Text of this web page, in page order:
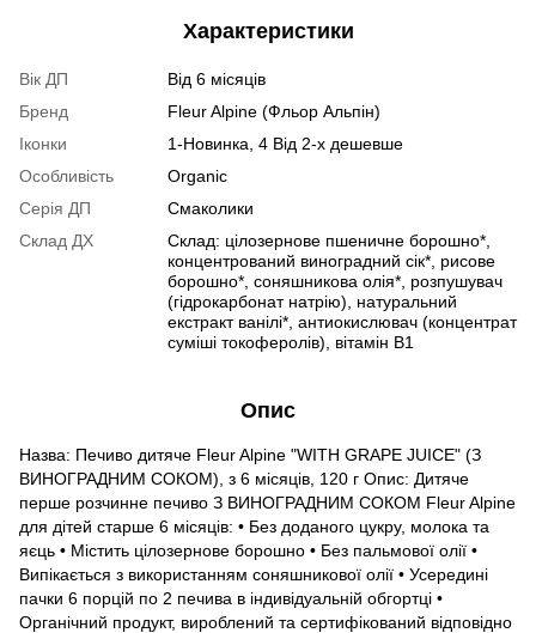
Характеристики
Вік ДП
Від 6 місяців
Бренд
Fleur Alpine (Фльор Альпін)
Іконки
1-Новинка, 4 Від 2-х дешевше
Особливість
Organic
Серія ДП
Cмаколики
Склад ДХ
Склад: цілозернове пшеничне борошно*,
концентрований виноградний сік*, рисове
борошно*, соняшникова олія*, розпушувач
(гідрокарбонат натрію), натуральний
екстракт ванілі*, антиокислювач (концентрат
суміші токоферолів), вітамін В1
Опис
Назва: Печиво дитяче Fleur Alpine "WITH GRAPE JUICE" (З
ВИНОГРАДНИМ СОКОМ), з 6 місяців, 120 г Опис: Дитяче
перше розчинне печиво З ВИНОГРАДНИМ СОКОМ Fleur Alpine
для дітей старше 6 місяців: • Без доданого цукру, молока та
яєць • Містить цілозернове борошно • Без пальмової олії •
Випікається з використанням соняшникової олії • Усередині
пачки 6 порцій по 2 печива в індивідуальній обгортці •
Органічний продукт, вироблений та сертифікований відповідно